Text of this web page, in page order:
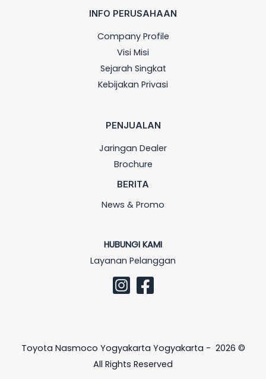
INFO PERUSAHAAN
Company Profile
Visi Misi
Sejarah Singkat
Kebijakan Privasi
PENJUALAN
Jaringan Dealer
Brochure
BERITA
News & Promo
HUBUNGI KAMI
Layanan Pelanggan
Toyota Nasmoco Yogyakarta Yogyakarta - 2026 ©
All Rights Reserved